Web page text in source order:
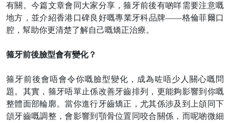
有關。今篇文章會同大家分享，箍牙前後有啲咩需要注意嘅
地方，並介紹香港口碑良好嘅專業牙科品牌——格倫菲爾口
腔，幫助你更清楚了解自己嘅矯正治療。
箍牙前後臉型會有變化？
箍牙前後會唔會令你嘅臉型變化，成為咗唔少人關心嘅問
題。其實，箍牙唔單止係改善牙齒排列，更能夠影響到你嘅
整體面部輪廓。當你進行牙齒矯正，尤其係涉及到上頜同下
頜牙齒嘅調整，會影響到顎骨位置同咬合關係，而呢啲微細